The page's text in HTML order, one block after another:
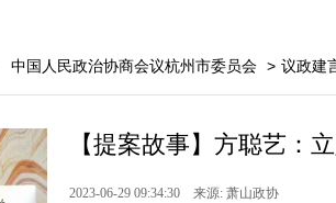
中国人民政治协商会议杭州市委员会 > 议政建
【提案故事】方聪艺：
2023-06-29 09:34:30 来源: 萧山政协